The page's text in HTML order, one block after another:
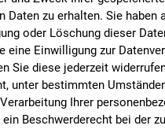
Daten zu erhalten. Sie haben
oder Löschung dieser
eine Einwilligung zur
Sie diese jederzeit
unter bestimmten
Ihrer
Beschwerderecht bei der